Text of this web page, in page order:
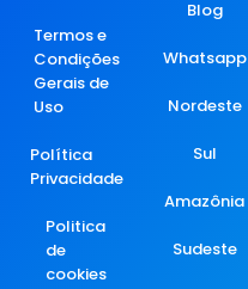
Termos e
Condições
Gerais de
Uso
Política
Privacidade
Politica
de
cookies
Blog
Whatsapp
Nordeste
Sul
Amazônia
Sudeste